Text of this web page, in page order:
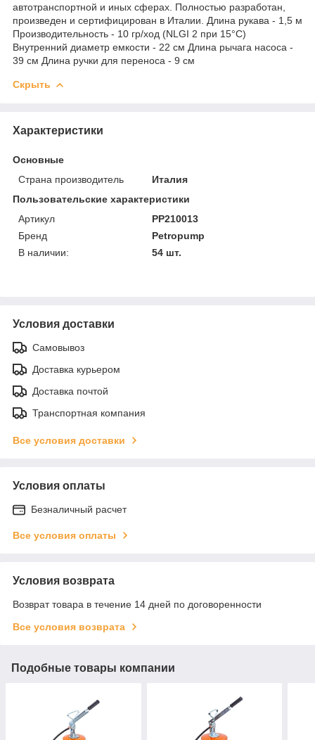
автотранспортной и иных сферах. Полностью разработан,
произведен и сертифицирован в Италии. Длина рукава - 1,5 м
Производительность - 10 гр/ход (NLGI 2 при 15°C)
Внутренний диаметр емкости - 22 см Длина рычага насоса -
39 см Длина ручки для переноса - 9 см
Скрыть
Характеристики
Основные
Страна производитель
Италия
Пользовательские характеристики
Артикул
PP210013
Бренд
Petropump
В наличии:
54 шт.
Условия доставки
Самовывоз
Доставка курьером
Доставка почтой
Транспортная компания
Все условия доставки
Условия оплаты
Безналичный расчет
Все условия оплаты
Условия возврата
Возврат товара в течение 14 дней по договоренности
Все условия возврата
Подобные товары компании